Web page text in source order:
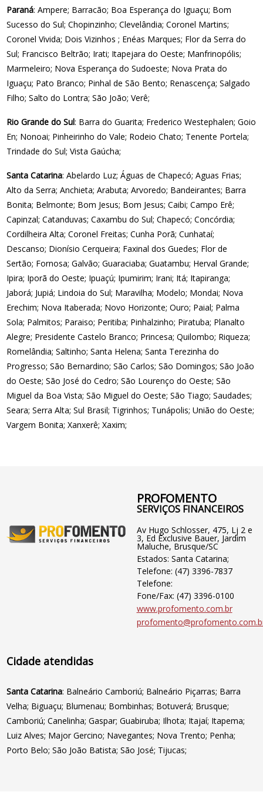
Paraná: Ampere; Barracão; Boa Esperança do Iguaçu; Bom
Sucesso do Sul; Chopinzinho; Clevelândia; Coronel Martins;
Coronel Vivida; Dois Vizinhos ; Enéas Marques; Flor da Serra do
Sul; Francisco Beltrão; Irati; Itapejara do Oeste; Manfrinopólis;
Marmeleiro; Nova Esperança do Sudoeste; Nova Prata do
Iguaçu; Pato Branco; Pinhal de São Bento; Renascença; Salgado
Filho; Salto do Lontra; São João; Verê;
Rio Grande do Sul: Barra do Guarita; Frederico Westephalen; Goio
En; Nonoai; Pinheirinho do Vale; Rodeio Chato; Tenente Portela;
Trindade do Sul; Vista Gaúcha;
Santa Catarina: Abelardo Luz; Águas de Chapecó; Aguas Frias;
Alto da Serra; Anchieta; Arabuta; Arvoredo; Bandeirantes; Barra
Bonita; Belmonte; Bom Jesus; Bom Jesus; Caibi; Campo Erê;
Capinzal; Catanduvas; Caxambu do Sul; Chapecó; Concórdia;
Cordilheira Alta; Coronel Freitas; Cunha Porã; Cunhataí;
Descanso; Dionísio Cerqueira; Faxinal dos Guedes; Flor de
Sertão; Fornosa; Galvão; Guaraciaba; Guatambu; Herval Grande;
Ipira; Iporã do Oeste; Ipuaçú; Ipumirim; Irani; Itá; Itapiranga;
Jaborá; Jupiá; Lindoia do Sul; Maravilha; Modelo; Mondai; Nova
Erechim; Nova Itaberada; Novo Horizonte; Ouro; Paial; Palma
Sola; Palmitos; Paraiso; Peritiba; Pinhalzinho; Piratuba; Planalto
Alegre; Presidente Castelo Branco; Princesa; Quilombo; Riqueza;
Romelândia; Saltinho; Santa Helena; Santa Terezinha do
Progresso; São Bernardino; São Carlos; São Domingos; São João
do Oeste; São José do Cedro; São Lourenço do Oeste; São
Miguel da Boa Vista; São Miguel do Oeste; São Tiago; Saudades;
Seara; Serra Alta; Sul Brasil; Tigrinhos; Tunápolis; União do Oeste;
Vargem Bonita; Xanxerê; Xaxim;
PROFOMENTO
SERVIÇOS FINANCEIROS
Av Hugo Schlosser, 475, Lj 2 e
3, Ed Exclusive Bauer, Jardim
Maluche, Brusque/SC
Estados: Santa Catarina;
Telefone: (47) 3396-7837
Telefone:
Fone/Fax: (47) 3396-0100
www.profomento.com.br
Cidade atendidas
Santa Catarina: Balneário Camboriú; Balneário Piçarras; Barra
Velha; Biguaçu; Blumenau; Bombinhas; Botuverá; Brusque;
Camboriú; Canelinha; Gaspar; Guabiruba; Ilhota; Itajaí; Itapema;
Luiz Alves; Major Gercino; Navegantes; Nova Trento; Penha;
Porto Belo; São João Batista; São José; Tijucas;